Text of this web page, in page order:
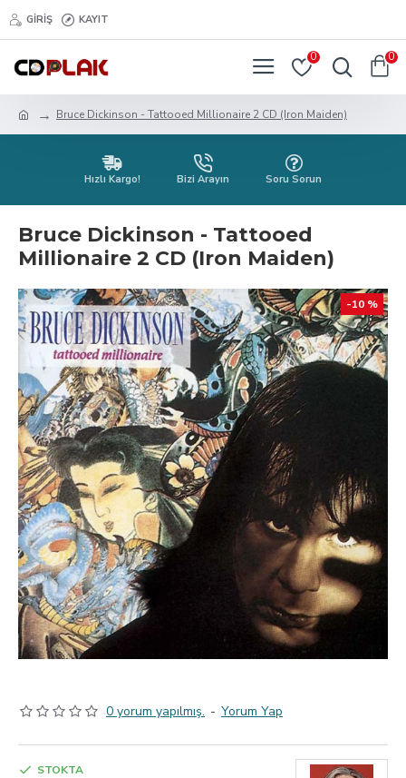
GIRIŞ KAYIT
0 0
Bruce Dickinson - Tattooed Millionaire 2 CD (Iron Maiden)
Hızlı Kargo! Bizi Arayın Soru Sorun
Bruce Dickinson - Tattooed
Millionaire 2 CD (Iron Maiden)
-10 %
0 yorum yapılmış. - Yorum Yap
STOKTA